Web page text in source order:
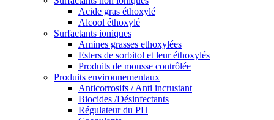
Acide gras éthoxylé
Alcool éthoxylé
Surfactants ioniques
Amines grasses ethoxylées
Esters de sorbitol et leur éthoxylés
Produits de mousse contrôlée
Produits environnementaux
Anticorrosifs / Anti incrustant
Biocides /Désinfectants
Régulateur du PH